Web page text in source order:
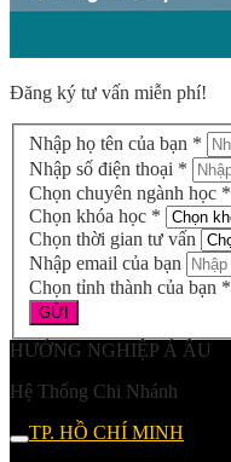
Đăng ký tư vấn miễn phí!
Nhập họ tên của bạn *
Nhập số điện thoại *
Chọn chuyên ngành học *
Chọn khóa học *
Chọn thời gian tư vấn
Nhập email của bạn
Chọn tỉnh thành của bạn *
HƯỚNG NGHIỆP Á ÂU
Hệ Thống Chi Nhánh
TP. HỒ CHÍ MINH